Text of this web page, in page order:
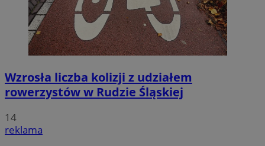
Wzrosła liczba kolizji z udziałem
rowerzystów w Rudzie Śląskiej
14
reklama